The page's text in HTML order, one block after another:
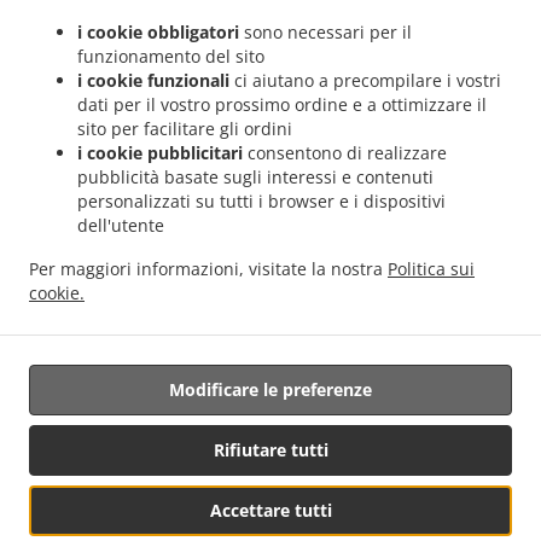
i cookie obbligatori sono necessari per il
funzionamento del sito
i cookie funzionali ci aiutano a precompilare i vostri
dati per il vostro prossimo ordine e a ottimizzare il
sito per facilitare gli ordini
i cookie pubblicitari consentono di realizzare
pubblicità basate sugli interessi e contenuti
personalizzati su tutti i browser e i dispositivi
dell'utente
Per maggiori informazioni, visitate la nostra Politica sui
cookie.
Accettare tutti
Rifiutare tutti
Modificare le preferenze
di consegna Valencia La Fuensanta . Sushi Servizio di consegna Valencia Soternes
Sushi Servizio di consegna Valencia Quatre Carreres
Valencia Ensanche
. Sushi Servizio di consegna Valencia El Llano del Real .
Servizio di consegna Valencia Camins al Grau
Extramurs
. Sushi Servizio di consegna Valencia Jesús .
Sushi Servizio di consegna
Valencia Algirós . Sushi Servizio di consegna Valencia Poblados Marítimos
Servizio di consegna Valencia L'Olivereta
.
Sushi Servizio di consegna Valencia La
Valencia . Sushi Servizio di consegna València Ciutat de les Arts i les Ciències
Servizio di consegna Alboraya
consegna Chirivella . Sushi Servizio di consegna Mislata . Consegna cibo da asporto
Supportato da:
Octograficus |<a href=”www.octograficus.com”>octograficus.com/a>